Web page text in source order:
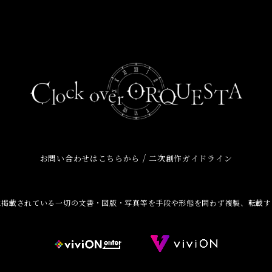
お問い合わせはこちらから /二次創作ガイドライン
載されている一切の文書・図版・写真等を手段や形態を問わず複製、転載